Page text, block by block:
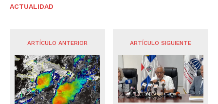
ACTUALIDAD
ARTÍCULO ANTERIOR ARTÍCULO SIGUIENTE